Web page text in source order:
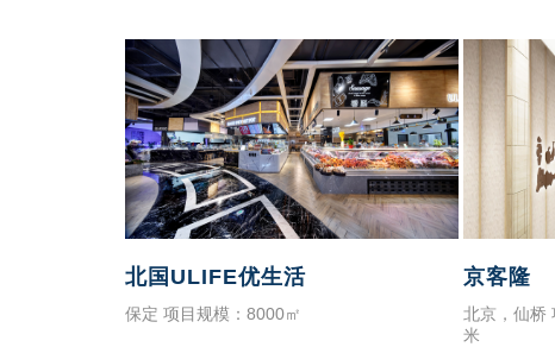
北国ULIFE优生活
保定 项目规模：8000㎡
京客隆
北京，仙桥
米